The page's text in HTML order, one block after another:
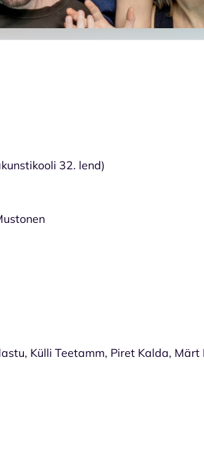
32. lend)
Külli Teetamm, Piret Kalda, Märt